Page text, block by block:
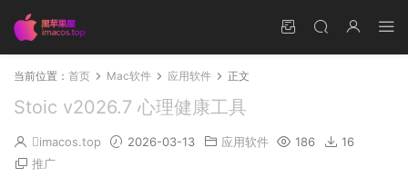
当前位置： 首页 Mac软件 应用软件 正文
Stoic v2026.7 心理健康工具
imacos.top 2026-03-13 应用软件 186
16
推广